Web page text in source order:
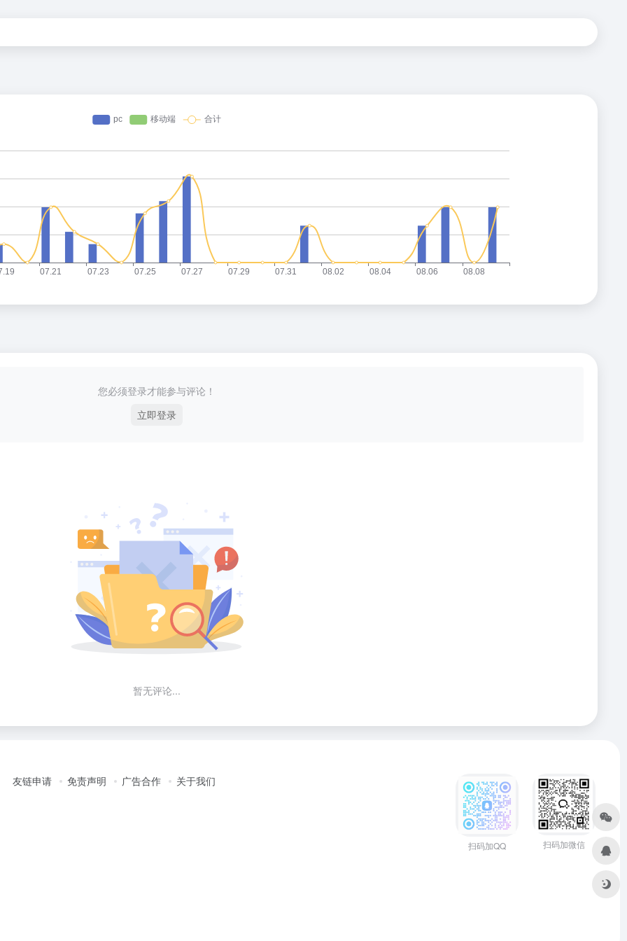
您必须登录才能参与评论！
立即登录
暂无评论...
友链申请 免责声明 广告合作 关于我们
扫码加QQ 扫码加微信